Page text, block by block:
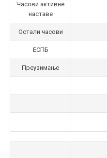
Часови активне
наставе
Остали часови
ЕСПБ
Преузимање